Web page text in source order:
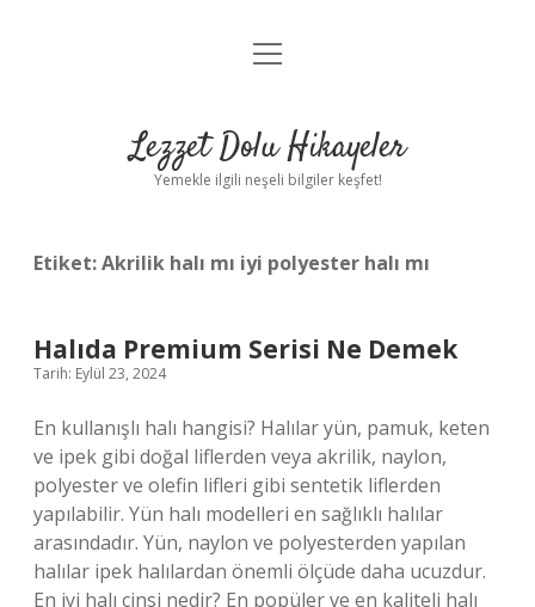
Anasayfa
Yasal Uyarı
menüyü
Lezzet Dolu Hikayeler
Yemekle ilgili neşeli bilgiler keşfet!
Etiket:Akrilik halı mı iyi polyester halı mı
Halıda Premium Serisi Ne Demek
Tarih: Eylül 23, 2024
En kullanışlı halı hangisi? Halılar yün, pamuk, keten
ve ipek gibi doğal liflerden veya akrilik, naylon,
polyester ve olefin lifleri gibi sentetik liflerden
yapılabilir. Yün halı modelleri en sağlıklı halılar
arasındadır. Yün, naylon ve polyesterden yapılan
halılar ipek halılardan önemli ölçüde daha ucuzdur.
En iyi halı cinsi nedir? En popüler ve en kaliteli halı